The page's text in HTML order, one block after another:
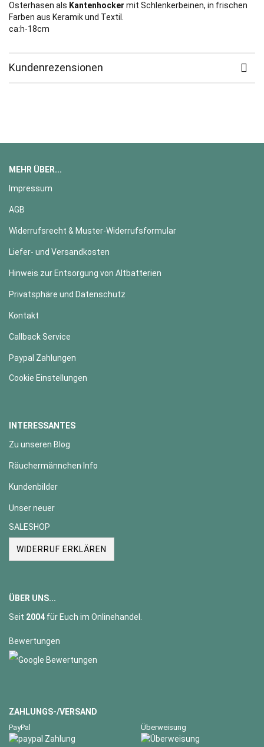
Osterhasen als Kantenhocker mit Schlenkerbeinen, in frischen
Farben aus Keramik und Textil.
ca:h-18cm
Kundenrezensionen
MEHR ÜBER...
Impressum
AGB
Widerrufsrecht & Muster-Widerrufsformular
Liefer- und Versandkosten
Hinweis zur Entsorgung von Altbatterien
Privatsphäre und Datenschutz
Kontakt
Callback Service
Paypal Zahlungen
Cookie Einstellungen
INTERESSANTES
Zu unseren Blog
Räuchermännchen Info
Kundenbilder
Unser neuer
SALESHOP
WIDERRUF ERKLÄREN
ÜBER UNS...
Seit 2004 für Euch im Onlinehandel.
Bewertungen
ZAHLUNGS-/VERSAND
PayPal Überweisung